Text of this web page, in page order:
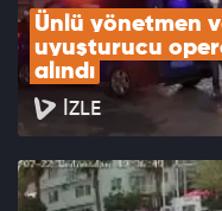
Ünlü yönetmen
uyuşturucu
alındı
İZLE